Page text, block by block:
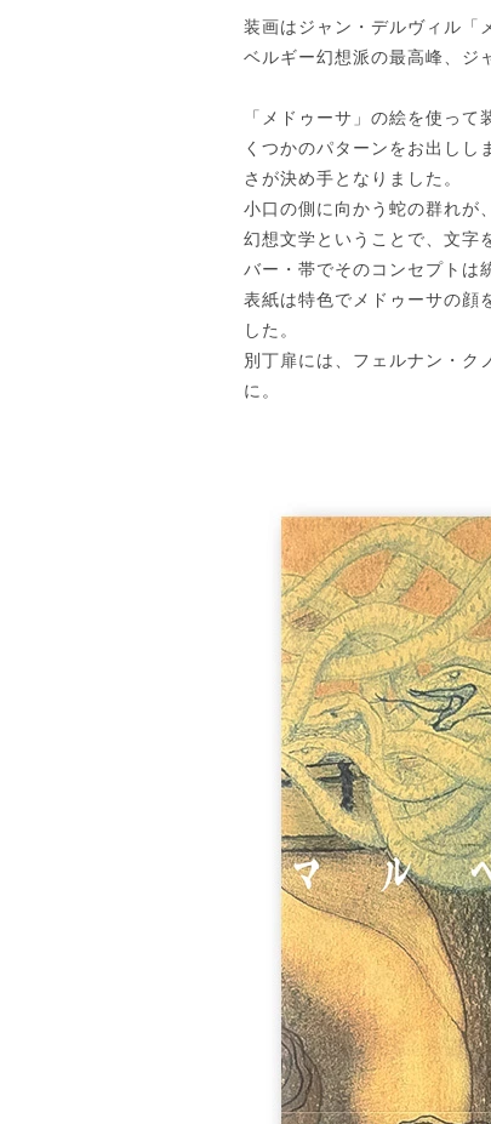
装画はジャン・デルヴィル「
ベルギー幻想派の最高峰、ジ
「メドゥーサ」の絵を使っ
くつかのパターンをお出し
さが決め手となりました。
小口の側に向かう蛇の群れが
幻想文学ということで、文字
バー・帯でそのコンセプトは
表紙は特色でメドゥーサの顔
した。
別丁扉には、フェルナン・ク
に。